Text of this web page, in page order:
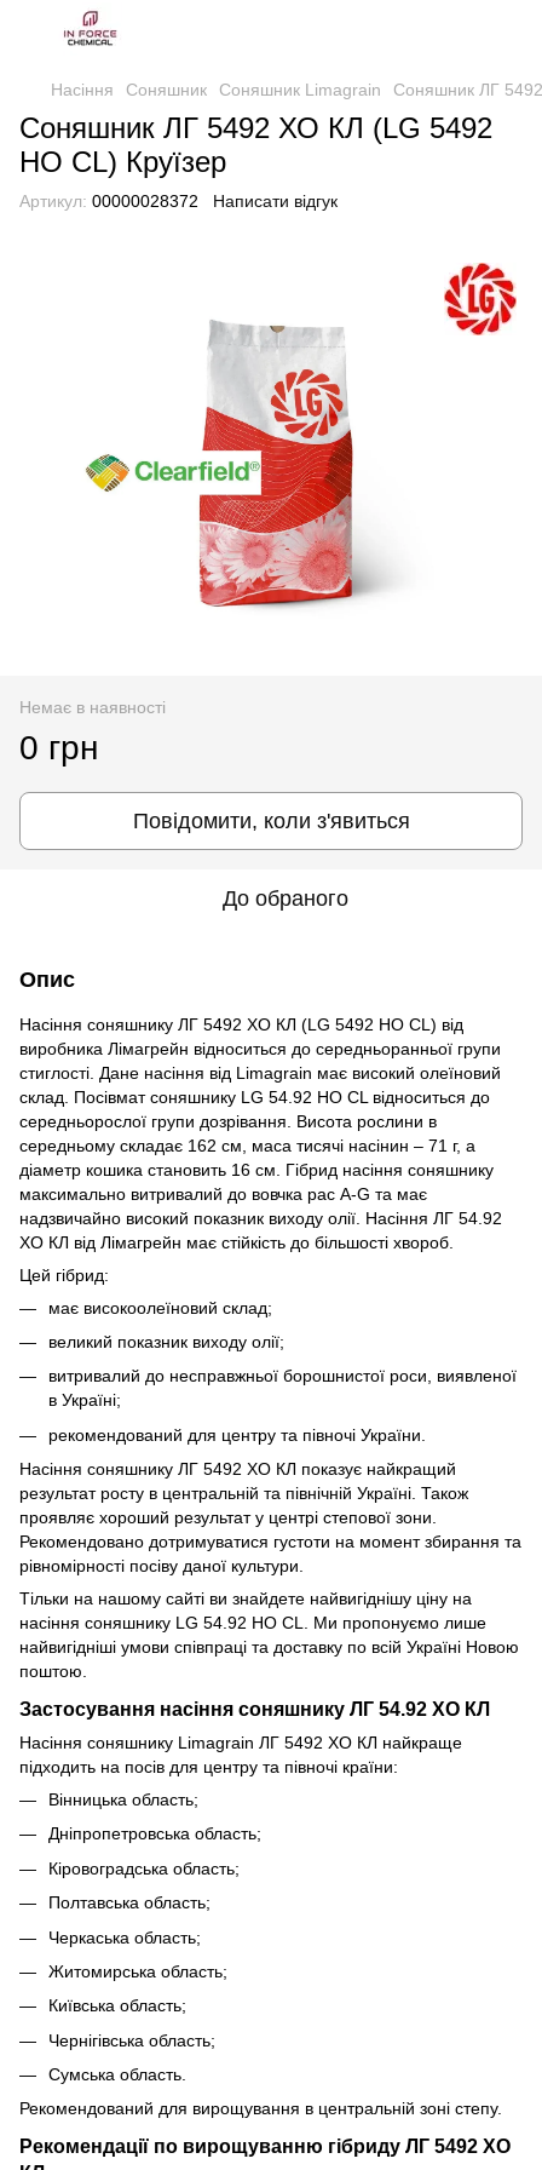
Насіння Соняшник Соняшник Limagrain Соняшник ЛГ
Соняшник ЛГ 5492 ХО КЛ (LG 5492
HO CL) Круїзер
Артикул: 00000028372 Написати відгук
Немає в наявності
0 грн
Повідомити, коли з'явиться
До обраного
Опис
Насіння соняшнику ЛГ 5492 ХО КЛ (LG 5492 НО CL) від
виробника Лімагрейн відноситься до середньоранньої групи
стиглості. Дане насіння від Limagraіn має високий олеїновий
склад. Посівмат соняшнику LG 54.92 НО CL відноситься до
середньорослої групи дозрівання. Висота рослини в
середньому складає 162 см, маса тисячі насінин – 71 г, а
діаметр кошика становить 16 см. Гібрид насіння соняшнику
максимально витривалий до вовчка рас А-G та має
надзвичайно високий показник виходу олії. Насіння ЛГ 54.92
ХО КЛ від Лімагрейн має стійкість до більшості хвороб.
Цей гібрид:
має високоолеїновий склад;
великий показник виходу олії;
витривалий до несправжньої борошнистої роси, виявленої
в Україні;
рекомендований для центру та півночі України.
Насіння соняшнику ЛГ 5492 ХО КЛ показує найкращий
результат росту в центральній та північній Україні. Також
проявляє хороший результат у центрі степової зони.
Рекомендовано дотримуватися густоти на момент збирання та
рівномірності посіву даної культури.
Тільки на нашому сайті ви знайдете найвигіднішу ціну на
насіння соняшнику LG 54.92 НО CL. Ми пропонуємо лише
найвигідніші умови співпраці та доставку по всій Україні Новою
поштою.
Застосування насіння соняшнику ЛГ 54.92 ХО КЛ
Насіння соняшнику Limagrain ЛГ 5492 ХО КЛ найкраще
підходить на посів для центру та півночі країни:
Вінницька область;
Дніпропетровська область;
Кіровоградська область;
Полтавська область;
Черкаська область;
Житомирська область;
Київська область;
Чернігівська область;
Сумська область.
Рекомендований для вирощування в центральній зоні степу.
Рекомендації по вирощуванню гібриду ЛГ 5492 ХО